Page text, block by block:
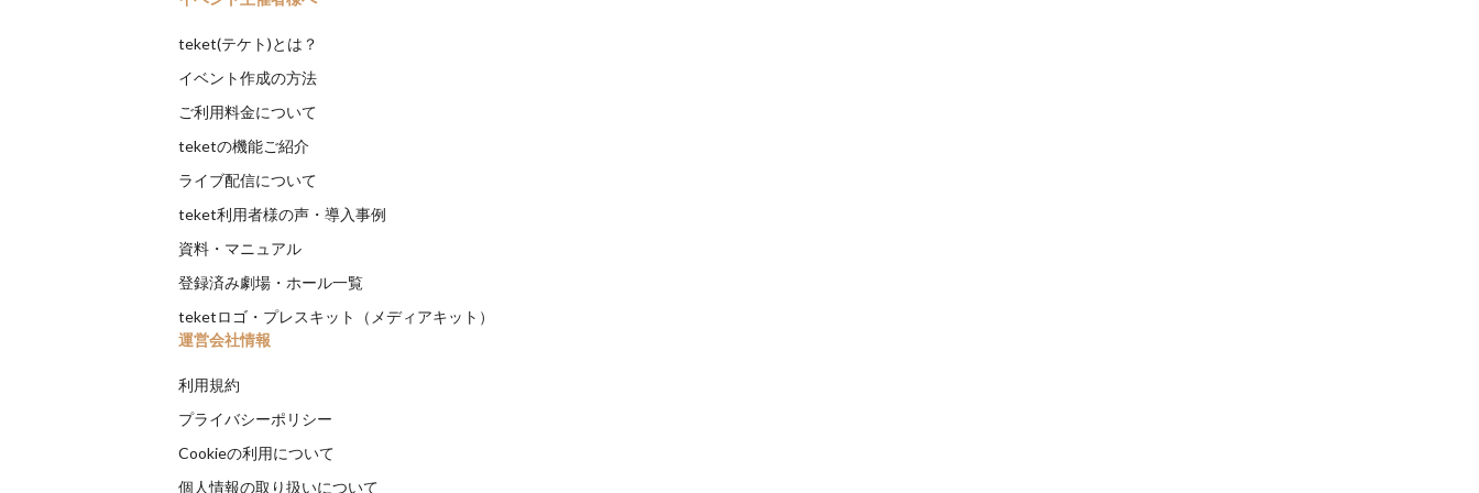
teket(テケト)とは？
イベント作成の方法
ご利用料金について
teketの機能ご紹介
ライブ配信について
teket利用者様の声・導入事例
資料・マニュアル
登録済み劇場・ホール一覧
teketロゴ・プレスキット（メディアキット）
運営会社情報
利用規約
プライバシーポリシー
Cookieの利用について
個人情報の取り扱いについて